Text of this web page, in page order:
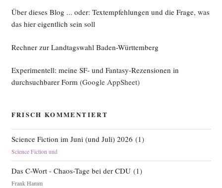
Über dieses Blog ... oder: Textempfehlungen und die Frage, was
das hier eigentlich sein soll
Rechner zur Landtagswahl Baden-Württemberg
Experimentell: meine SF- und Fantasy-Rezensionen in
durchsuchbarer Form(Google AppSheet)
FRISCH KOMMENTIERT
Science Fiction im Juni (und Juli) 2026 (1)
Science Fiction und
Das C-Wort - Chaos-Tage bei der CDU(1)
Frank Hamm